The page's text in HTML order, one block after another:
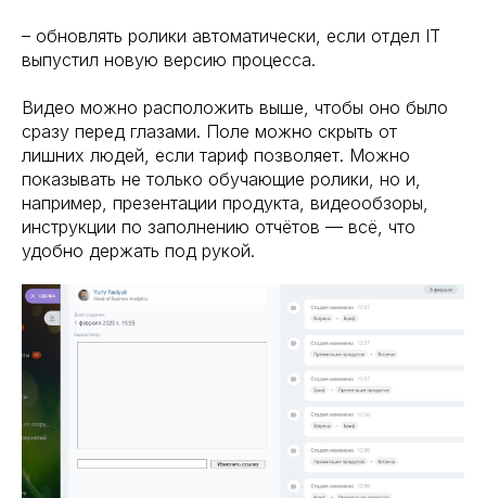
– обновлять ролики автоматически, если отдел IT
выпустил новую версию процесса.
Видео можно расположить выше, чтобы оно было
сразу перед глазами. Поле можно скрыть от
лишних людей, если тариф позволяет. Можно
показывать не только обучающие ролики, но и,
например, презентации продукта, видеообзоры,
инструкции по заполнению отчётов — всё, что
удобно держать под рукой.